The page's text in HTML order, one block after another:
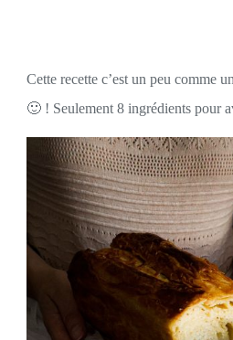
Cette recette c’est un peu comme
🙂 ! Seulement 8 ingrédients pour